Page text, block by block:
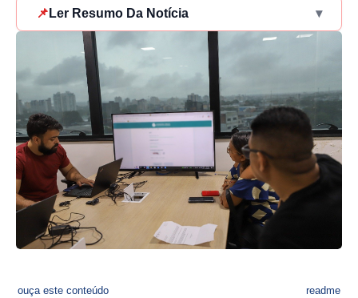
📌 Ler Resumo Da Notícia ▾
ouça este conteúdo readme